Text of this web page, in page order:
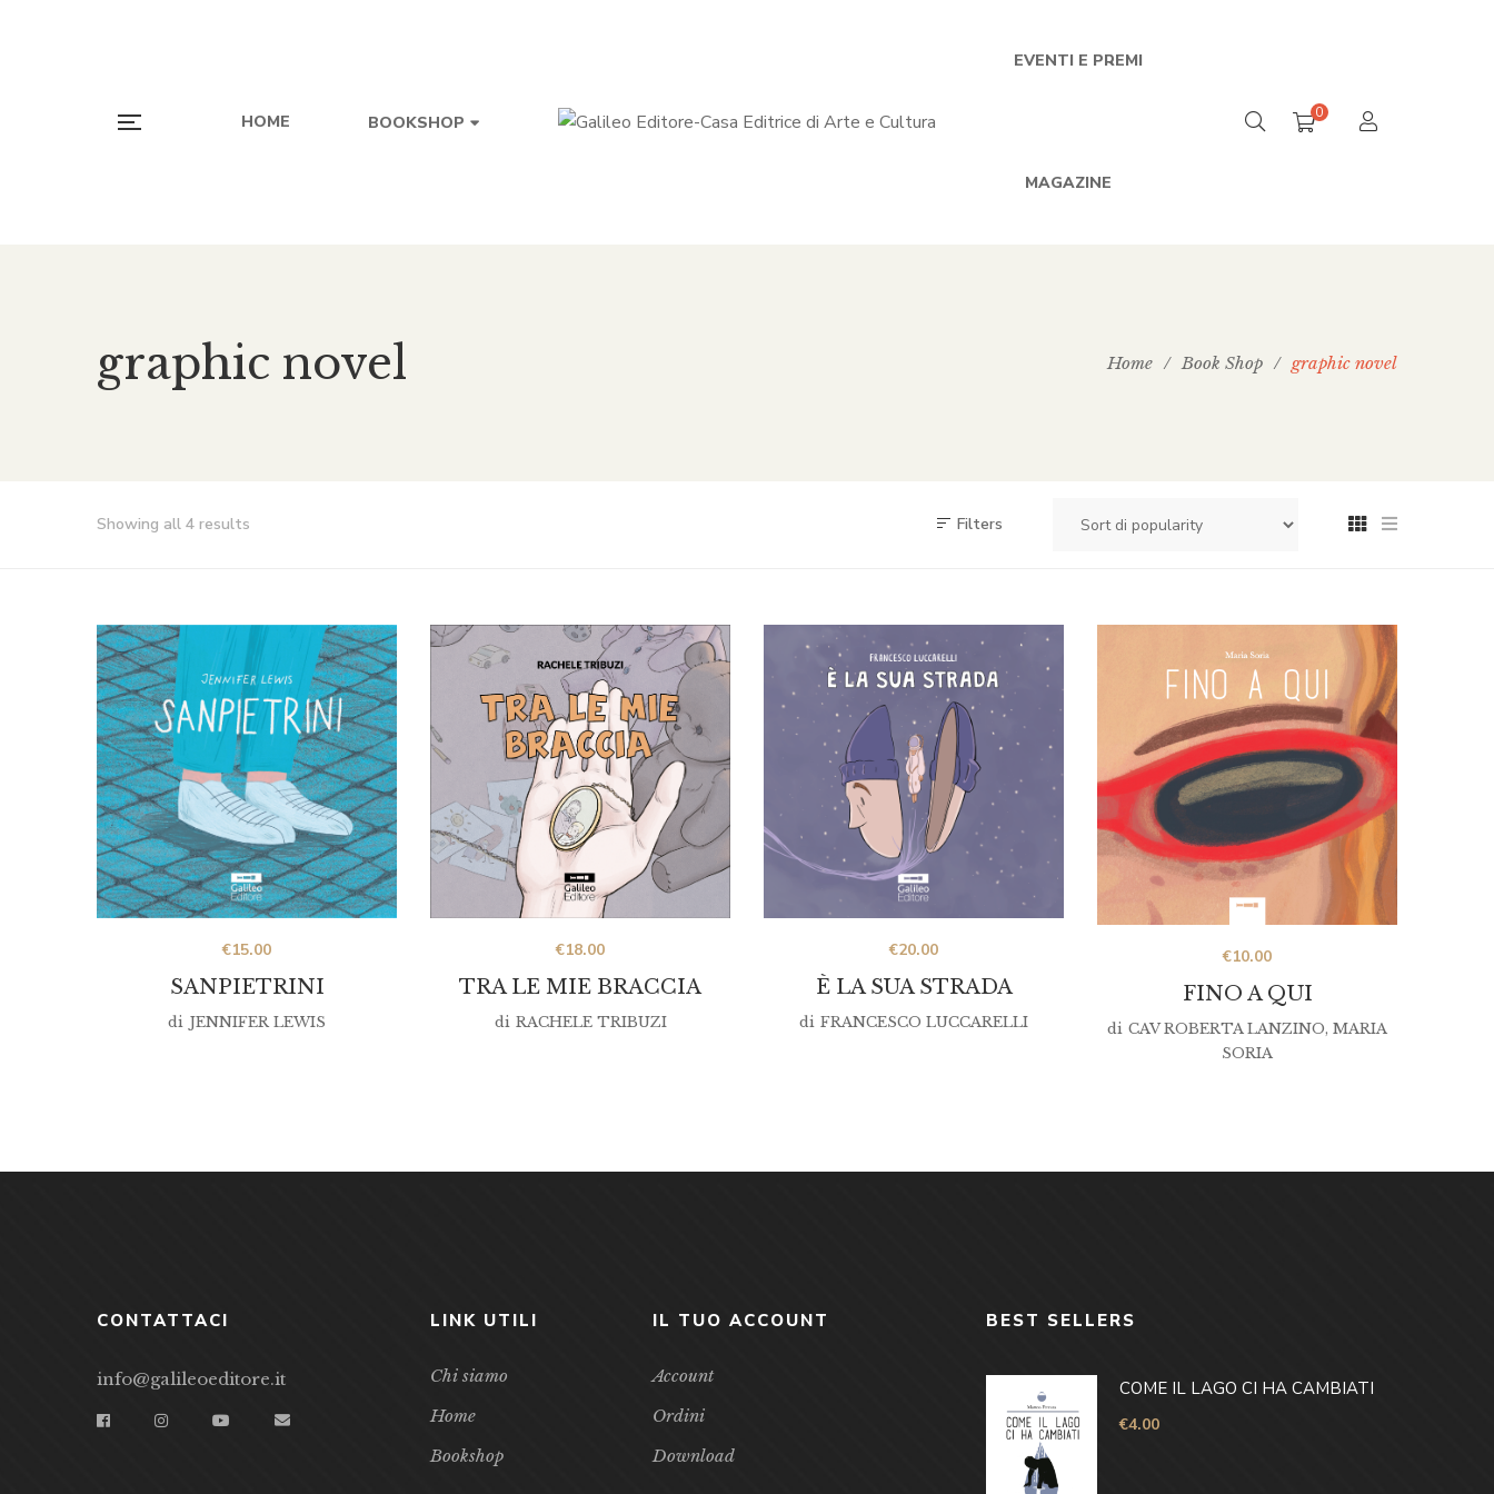
HOME BOOKSHOP
EVENTI E PREMI
MAGAZINE
0
graphic novel Home / Book Shop / graphic novel
Showing all 4 results Filters
SANPIETRINI
€15.00
di JENNIFER LEWIS
TRA LE MIE BRACCIA
€18.00
di RACHELE TRIBUZI
È LA SUA STRADA
€20.00
di FRANCESCO LUCCARELLI
FINO A QUI
€10.00
di CAV ROBERTA LANZINO, MARIA
SORIA
CONTATTACI
info@galileoeditore.it
LINK UTILI
Chi siamo
Home
Bookshop
IL TUO ACCOUNT
Account
Ordini
Download
BEST SELLERS
COME IL LAGO CI HA CAMBIATI
€4.00